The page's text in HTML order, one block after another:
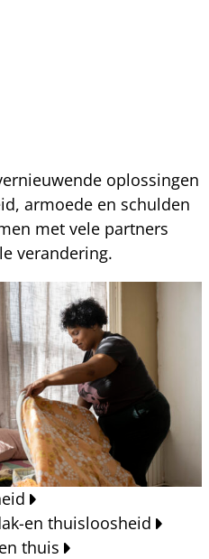
oplossingen
armoede en schulden
met vele partners
verandering.
en thuisloosheid
thuis